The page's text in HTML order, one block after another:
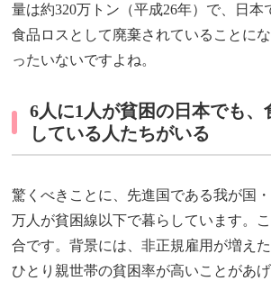
量は約320万トン（平成26年）で、日本
食品ロスとして廃棄されていることに
ったいないですよね。
6人に1人が貧困の日本でも、
している人たちがいる
驚くべきことに、先進国である我が国
万人が貧困線以下で暮らしています。
合です。背景には、非正規雇用が増え
ひとり親世帯の貧困率が高いことがあげ